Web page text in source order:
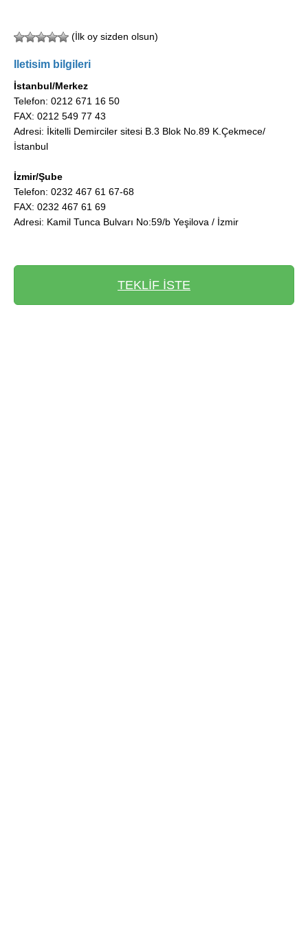
(İlk oy sizden olsun)
Iletisim bilgileri
İstanbul/Merkez
Telefon: 0212 671 16 50
FAX: 0212 549 77 43
Adresi: İkitelli Demirciler sitesi B.3 Blok No.89 K.Çekmece/
İstanbul
İzmir/Şube
Telefon: 0232 467 61 67-68
FAX: 0232 467 61 69
Adresi: Kamil Tunca Bulvarı No:59/b Yeşilova / İzmir
TEKLİF İSTE